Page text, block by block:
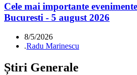
Cele mai importante
Bucuresti - 5 august 2026
8/5/2026
.Radu Marinescu
Știri Generale